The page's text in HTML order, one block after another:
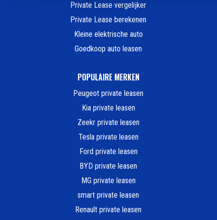
Private Lease vergelijker
Private Lease berekenen
Kleine elektrische auto
Goedkoop auto leasen
POPULAIRE MERKEN
Peugeot private leasen
Kia private leasen
Zeekr private leasen
Tesla private leasen
Ford private leasen
BYD private leasen
MG private leasen
smart private leasen
Renault private leasen